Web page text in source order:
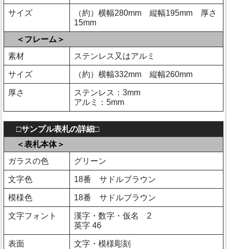
サイズ
（約）横幅280mm 縦幅195mm 厚さ
15mm
＜フレーム＞
素材
ステンレス又はアルミ
サイズ （約）横幅332mm 縦幅260mm
厚さ
ステンレス：3mm
アルミ：5mm
□サンプル表札の詳細□
＜表札本体＞
ガラスの色
グリーン
文字色 18番 サドルブラウン
模様色 18番 サドルブラウン
文字フォント
漢字・数字・仮名 2
英字 46
表面
文字・模様彫刻